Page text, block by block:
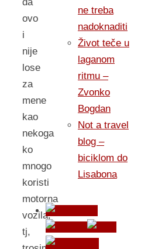
ovo
i
nije
lose
za
mene
kao
nekoga
ko
mnogo
koristi
motorna
vozila,
tj,
ne treba
nadoknaditi
Život teče u
laganom
ritmu –
Zvonko
Bogdan
Not a travel
blog –
biciklom do
Lisabona